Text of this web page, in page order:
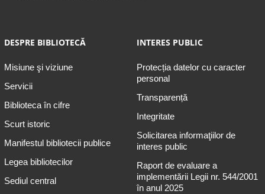
DESPRE BIBLIOTECĂ
Misiune şi viziune
Servicii
Biblioteca în cifre
Scurt istoric
Manifestul bibliotecii publice
Legea bibliotecilor
Sediul central
INTERES PUBLIC
Protecția datelor cu caracter
personal
Transparență
Integritate
Solicitarea informaţiilor de
interes public
Raport de evaluare a
implementării Legii nr. 544/2001
în anul 2025